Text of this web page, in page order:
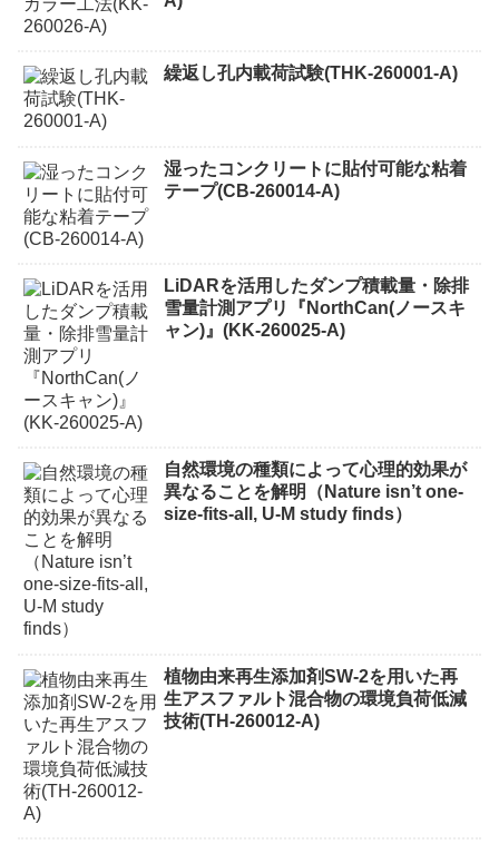
繰返し孔内載荷試験(THK-260001-A)
湿ったコンクリートに貼付可能な粘着
テープ(CB-260014-A)
LiDARを活用したダンプ積載量・除排
雪量計測アプリ『NorthCan(ノースキ
ャン)』(KK-260025-A)
自然環境の種類によって心理的効果が
異なることを解明（Nature isn’t one-
size-fits-all, U-M study finds）
植物由来再生添加剤SW-2を用いた再
生アスファルト混合物の環境負荷低減
技術(TH-260012-A)